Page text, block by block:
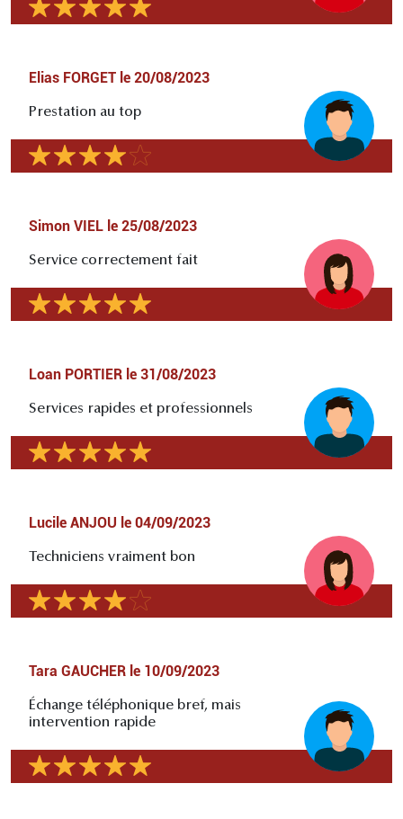
Elias FORGET le 20/08/2023
Prestation au top
Simon VIEL le 25/08/2023
Service correctement fait
Loan PORTIER le 31/08/2023
Services rapides et professionnels
Lucile ANJOU le 04/09/2023
Techniciens vraiment bon
Tara GAUCHER le 10/09/2023
Échange téléphonique bref, mais
intervention rapide